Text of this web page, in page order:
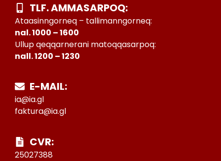
TLF. AMMASARPOQ:
Ataasinngorneq – tallimanngorneq:
nal. 1000 – 1600
Ullup qeqqarnerani matoqqasarpoq:
nall. 1200 – 1230
E-MAIL:
ia@ia.gl
faktura@ia.gl
CVR:
25027388